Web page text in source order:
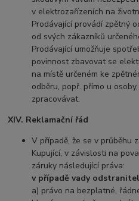
v elektrozařízeních na
Prodávající provádí zpětný
od svých zákazníků
Prodávající umožňuje
povinnost zbavovat se
na místě určeném ke
odběru, popř. přímo u
zpracovávat.
XIV. Reklamační řád
V případě, že se v průběhu
Kupující, v závislosti na
záruky následující práva:
v případě vady
a) právo na bezplatné,